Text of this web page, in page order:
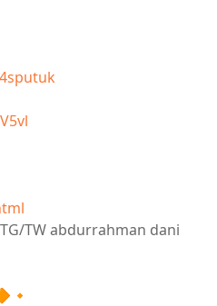
TW abdurrahman dani